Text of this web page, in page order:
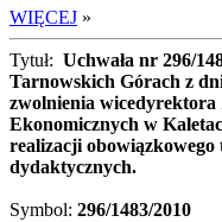
WIĘCEJ »
Tytuł: Uchwała nr 296/
Tarnowskich Górach z
zwolnienia wicedyrektora
Ekonomicznych w
realizacji
dydaktycznych.
Symbol: 296/1483/2010